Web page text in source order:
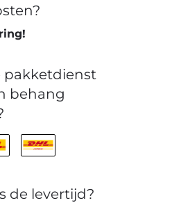
pakketdienst
behang
de levertijd?